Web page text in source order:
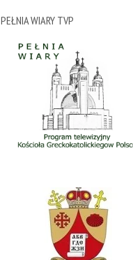
PEŁNIA WIARY TVP